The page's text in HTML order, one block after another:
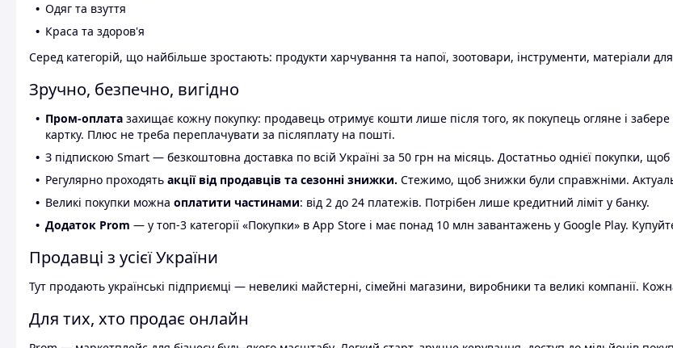
Одяг та взуття
Краса та здоров'я
Серед категорій, що найбільше зростають: продукти харчування та напої, зоотовари, інструменти, матеріали
Зручно, безпечно, вигідно
Пром-оплата захищає кожну покупку: продавець отримує кошти лише після того, як покупець огляне і
картку. Плюс не треба переплачувати за післяплату на пошті.
З підпискою Smart — безкоштовна доставка по всій Україні за 50 грн на місяць. Достатньо однієї покупки, щоб
Регулярно проходять акції від продавців та сезонні знижки. Стежимо, щоб знижки були справжніми.
Великі покупки можна оплатити частинами: від 2 до 24 платежів. Потрібен лише кредитний ліміт у банку.
Додаток Prom — у топ-3 категорії «Покупки» в App Store і має понад 10 млн завантажень у Google Play.
Продавці з усієї України
Тут продають українські підприємці — невеликі майстерні, сімейні магазини, виробники та великі компанії.
Для тих, хто продає онлайн